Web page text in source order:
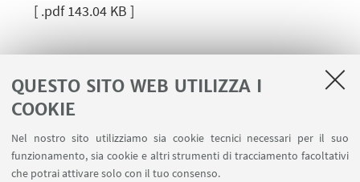
QUESTO SITO WEB UTILIZZA I
COOKIE
Nel nostro sito utilizziamo sia cookie tecnici necessari per il suo
funzionamento, sia cookie e altri strumenti di tracciamento facoltativi
che potrai attivare solo con il tuo consenso.
[ .pdf 143.04 KB ]
Area riservata
Contatti